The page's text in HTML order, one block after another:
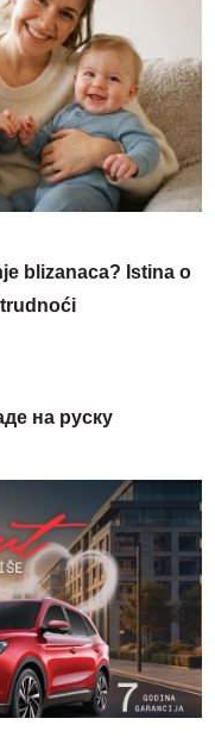
blizanaca? Istina o
на руску